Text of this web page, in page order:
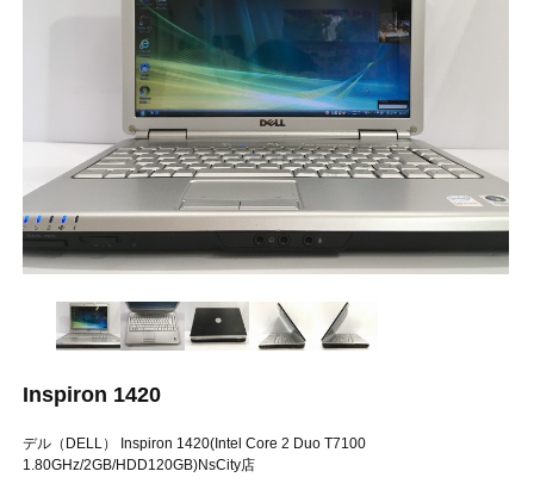
Inspiron 1420
デル（DELL） Inspiron 1420(Intel Core 2 Duo T7100
1.80GHz/2GB/HDD120GB)NsCity店